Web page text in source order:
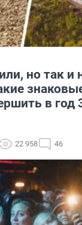
но так и
в год
22 958 46